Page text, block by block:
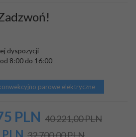
dyspozycji
8:00 do 16:00
parowe elektryczne
PLN 40 221,00 PLN
PLN